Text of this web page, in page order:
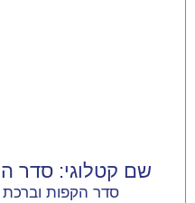
שם קטלוגי:סדר
סדר הקפות